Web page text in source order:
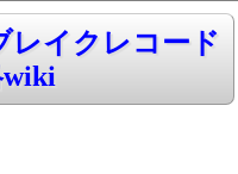
レイクレコード